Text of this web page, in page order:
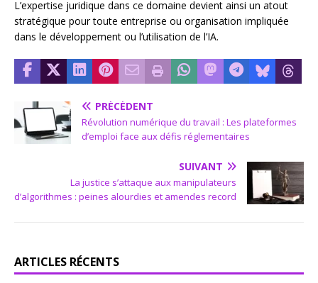
L’expertise juridique dans ce domaine devient ainsi un atout
stratégique pour toute entreprise ou organisation impliquée
dans le développement ou l’utilisation de l’IA.
PRÉCÉDENT
Révolution numérique du travail : Les plateformes
d’emploi face aux défis réglementaires
SUIVANT
La justice s’attaque aux manipulateurs
d’algorithmes : peines alourdies et amendes record
ARTICLES RÉCENTS